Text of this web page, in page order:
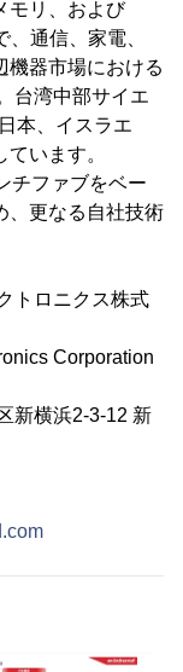
モリ、および
通信、家電、
機器市場における
台湾中部サイエ
本、イスラエ
います。
チファブをベー
、更なる自社技術
ロニクス株式
Corporation
横浜2-3-12 新